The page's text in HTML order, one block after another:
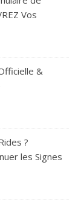
Vos
&
?
les Signes